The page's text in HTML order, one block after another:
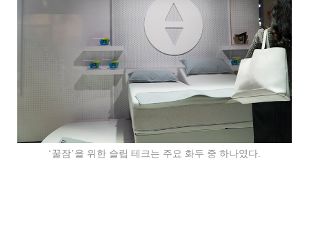
‘꿀잠’을 위한 슬립 테크는 주요 화두 중 하나였다.